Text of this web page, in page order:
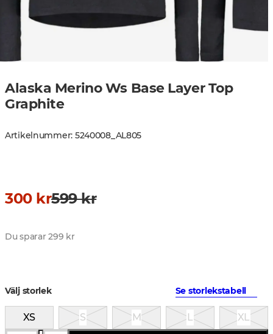
Alaska Merino Ws Base Layer Top
Graphite
Artikelnummer: 5240008_ AL805
300 kr599 kr
Du sparar 299 kr
Välj storlek Se storlekstabell
XS S M L XL